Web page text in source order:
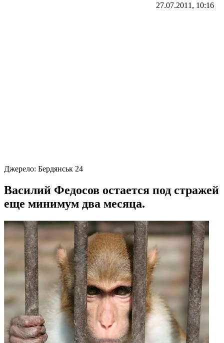
27.07.2011, 10:16
Джерело: Бердянськ 24
Василий Федосов остается под стражей
еще минимум два месяца.